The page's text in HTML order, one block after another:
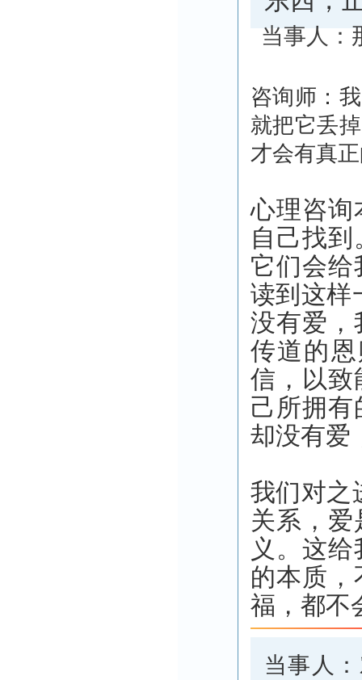
咨询师：
就把它丢
才会有真
心理咨询
自己找
它们会
读到这样
没有爱，
传道的
信，以致
己所拥
却没有爱
我们对之
关系，
义。这
的本质
福，都不
当事人